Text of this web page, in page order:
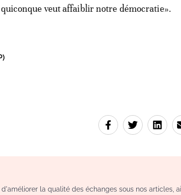
veut affaiblir notre démocratie».
la qualité des échanges sous nos articles,